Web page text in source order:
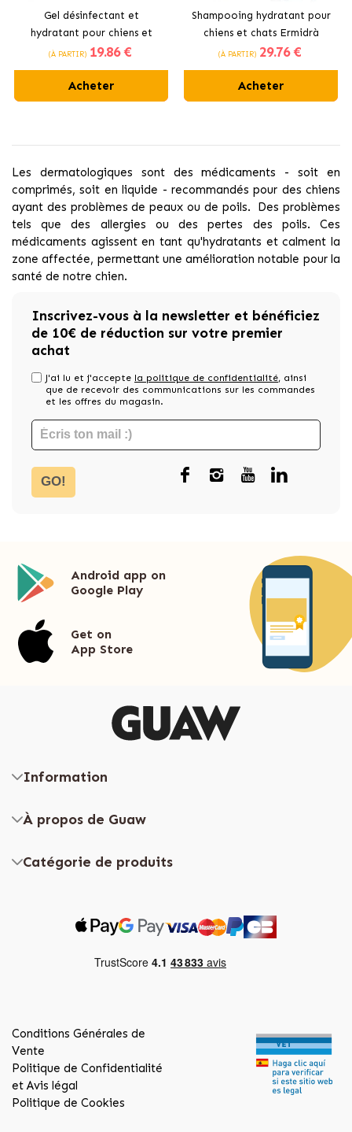
Gel désinfectant et
hydratant pour chiens et
chats CLX Derm Spot
(À PARTIR) 19.86 €
Acheter
Shampooing hydratant pour
chiens et chats Ermidrà
(À PARTIR) 29.76 €
Acheter
Les dermatologiques sont des médicaments - soit en
comprimés, soit en liquide - recommandés pour des chiens
ayant des problèmes de peaux ou de poils. Des problèmes
tels que des allergies ou des pertes des poils. Ces
médicaments agissent en tant qu'hydratants et calment la
zone affectée, permettant une amélioration notable pour la
santé de notre chien.
Inscrivez-vous à la newsletter et bénéficiez
de 10€ de réduction sur votre premier
achat
J'ai lu et j'accepte la politique de confidentialité, ainsi
que de recevoir des communications sur les commandes
et les offres du magasin.
GO!
Android app on
Google Play
Get on
App Store
Information
À propos de Guaw
Catégorie de produits
Conditions Générales de
Vente
Politique de Confidentialité
et Avis légal
Politique de Cookies